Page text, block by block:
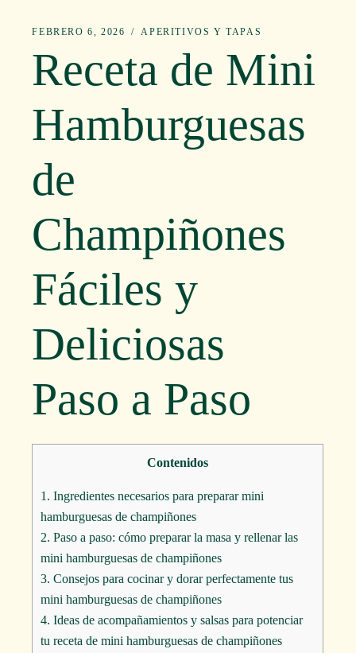
FEBRERO 6, 2026 APERITIVOS Y TAPAS
Receta de Mini
Hamburguesas
de
Champiñones
Fáciles y
Deliciosas
Paso a Paso
Contenidos
1. Ingredientes necesarios para preparar mini
hamburguesas de champiñones
2. Paso a paso: cómo preparar la masa y rellenar las
mini hamburguesas de champiñones
3. Consejos para cocinar y dorar perfectamente tus
mini hamburguesas de champiñones
4. Ideas de acompañamientos y salsas para potenciar
tu receta de mini hamburguesas de champiñones